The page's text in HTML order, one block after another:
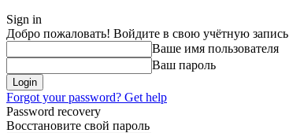
Sign in
Добро пожаловать! Войдите в свою учётную запись
Ваше имя пользователя
Ваш пароль
Forgot your password? Get help
Password recovery
Восстановите свой пароль